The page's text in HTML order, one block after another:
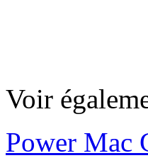
Voir
Power Mac